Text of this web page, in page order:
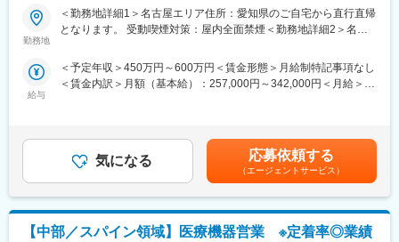
て、アサインを検討します。
会、自身の強みを活かしたPJ相談などが可能です。定期的な面談
を通じて、その時々に応じたプロジェクトを提示するなどフレキ
■明確な評価制度：
自身の成果や頑張りが客観的に評価され、年収に反映されます。
また、在籍年数が増えると永年勤続報奨金や四半期一時金などの
手当もアップします。つまり、やりがいや努力がきちんと報われ
る報酬制度になっています。
ンクな社風～】
トウェアの提案及び販売フォローを行っていただきます！
・担当エリア：愛知、三重、岐阜、福井、石川のうち一部
す）
（2）眼鏡店(販売員への製品説明等、販売におけるトレーニング
を行います）
★業界成長性・需要は今後もますます高まっていく業界の為、ご
自身の裁量で様々なスキルを身に付けながら安定した就業が叶
う、魅力的なポジションです！
勤務地
＜勤務地詳細1＞名古屋エリア住所：愛知県のご自宅から直行直帰
となります。 受動喫煙対策：屋内全面禁煙＜勤務地詳細2＞名古
煙対策：屋内全面禁煙＜勤務地詳細3＞名古屋エリア住所：岐阜県
のご自宅から直行直帰となります。 受動喫煙対策：屋内全面禁煙
給与
＜予定年収＞450万円～600万円＜賃金形態＞月給制特記事項なし
＜賃金内訳＞月額（基本給）：257,000円～342,000円＜月給＞
センティブがあります。100%達成で年間3.0ヶ月分です。賃金は
あくまでも目安の金額であり、選考を通じて上下する可能性があ
ります。月給(月額)は固定手当を含めた表記です。
気になる 応募依頼する
（エージェントサービス）
【中部／スパイン領域】医療機器営業 ※定着率◎業績